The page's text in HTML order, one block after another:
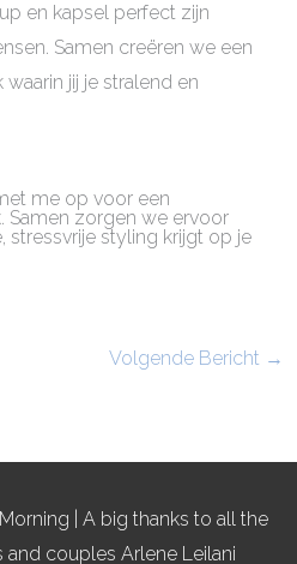
en kapsel perfect zijn
Samen creëren we een
jij je stralend en
me op voor een
Samen zorgen we ervoor
stressvrije styling krijgt op je
Volgende Bericht →
| A big thanks to all the
couples Arlene Leilani